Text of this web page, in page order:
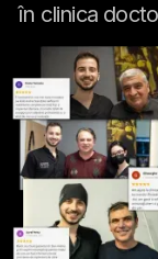
în clinica